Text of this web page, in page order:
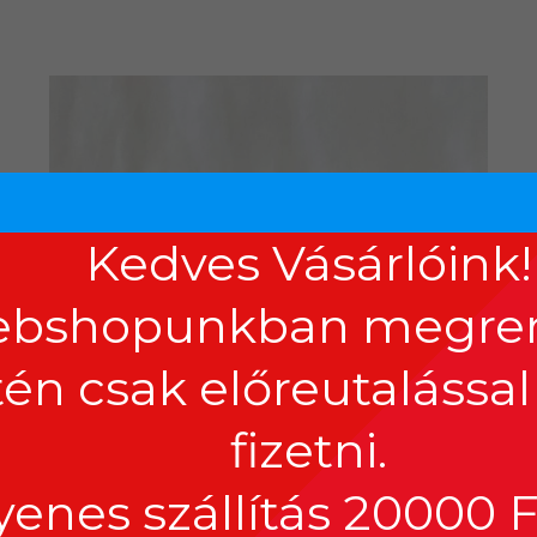
Kedves Vásárlóink!
csak
fizetni.
szállítás 20000
Out of stock